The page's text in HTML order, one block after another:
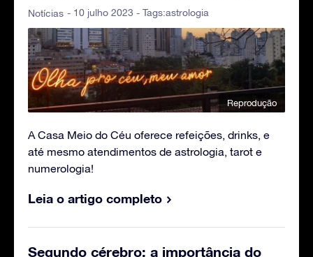
Notícias - 10 julho 2023 - Tags:astrologia
Reprodução
A Casa Meio do Céu oferece refeições, drinks, e
até mesmo atendimentos de astrologia, tarot e
numerologia!
Leia o artigo completo
Segundo cérebro: a importância do